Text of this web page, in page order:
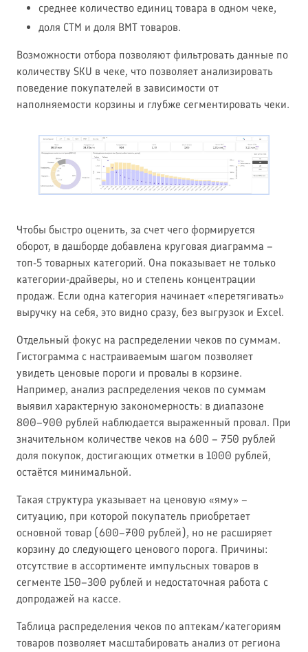
среднее количество единиц товара в одном чеке,
доля СТМ и доля ВМТ товаров.
Возможности отбора позволяют фильтровать данные по
количеству SKU в чеке, что позволяет анализировать
поведение покупателей в зависимости от
наполняемости корзины и глубже сегментировать чеки.
Чтобы быстро оценить, за счет чего формируется
оборот, в дашборде добавлена круговая диаграмма –
топ-5 товарных категорий. Она показывает не только
категории-драйверы, но и степень концентрации
продаж. Если одна категория начинает «перетягивать»
выручку на себя, это видно сразу, без выгрузок и Excel.
Отдельный фокус на распределении чеков по суммам.
Гистограмма с настраиваемым шагом позволяет
увидеть ценовые пороги и провалы в корзине.
Например, анализ распределения чеков по суммам
выявил характерную закономерность: в диапазоне
800–900 рублей наблюдается выраженный провал. При
значительном количестве чеков на 600 – 750 рублей
доля покупок, достигающих отметки в 1000 рублей,
остаётся минимальной.
Такая структура указывает на ценовую «яму» –
ситуацию, при которой покупатель приобретает
основной товар (600–700 рублей), но не расширяет
корзину до следующего ценового порога. Причины:
отсутствие в ассортименте импульсных товаров в
сегменте 150–300 рублей и недостаточная работа с
допродажей на кассе.
Таблица распределения чеков по аптекам/категориям
товаров позволяет масштабировать анализ от региона